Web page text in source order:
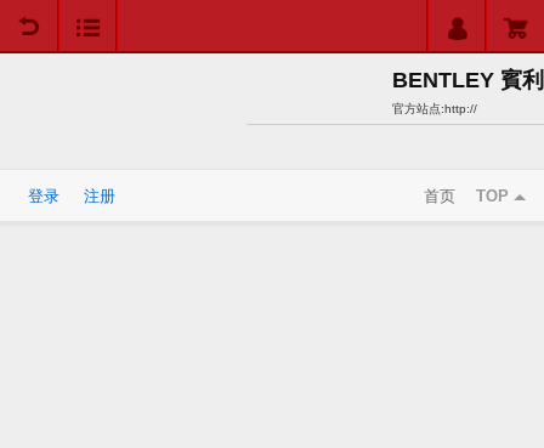
BENTLEY 賓利
官方站点:http://
登录 注册 首页 TOP